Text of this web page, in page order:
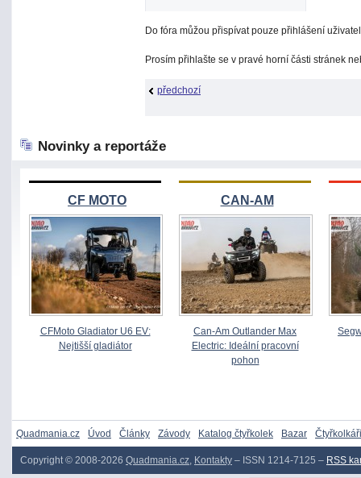
Do fóra můžou přispívat pouze přihlášení
Prosím přihlašte se v pravé horní části stránek
předchozí
Novinky a reportáže
CF MOTO
CFMoto Gladiator U6 EV:
Nejtišší gladiátor
CAN-AM
Can-Am Outlander Max
Electric: Ideální pracovní
pohon
Quadmania.cz Úvod Články Závody Katalog čtyřkolek Bazar Čtyřkolkáři
Copyright © 2008-2026 Quadmania.cz, Kontakty – ISSN 1214-7125 – RSS